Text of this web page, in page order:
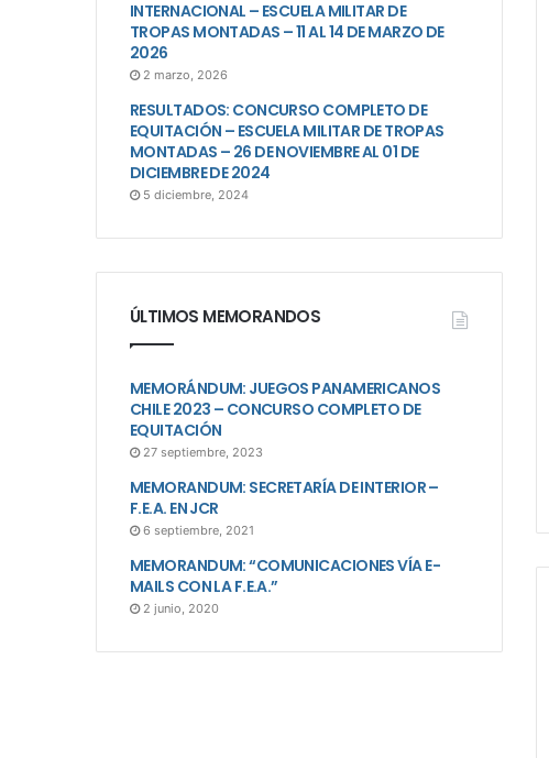
INTERNACIONAL – ESCUELA MILITAR DE
TROPAS MONTADAS – 11 AL 14 DE MARZO DE
2026
2 marzo, 2026
RESULTADOS: CONCURSO COMPLETO DE
EQUITACIÓN – ESCUELA MILITAR DE TROPAS
MONTADAS – 26 DE NOVIEMBRE AL 01 DE
DICIEMBRE DE 2024
5 diciembre, 2024
ÚLTIMOS MEMORANDOS
MEMORÁNDUM: JUEGOS PANAMERICANOS
CHILE 2023 – CONCURSO COMPLETO DE
EQUITACIÓN
27 septiembre, 2023
MEMORANDUM: SECRETARÍA DE INTERIOR –
F.E.A. EN JCR
6 septiembre, 2021
MEMORANDUM: “COMUNICACIONES VÍA E-
MAILS CON LA F.E.A.”
2 junio, 2020